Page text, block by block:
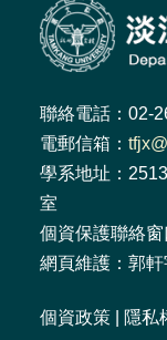
聯絡電話：02-
電郵信箱：
學系地址：
室
個資保護聯絡
網頁維護：郭軒
個資政策 隱私